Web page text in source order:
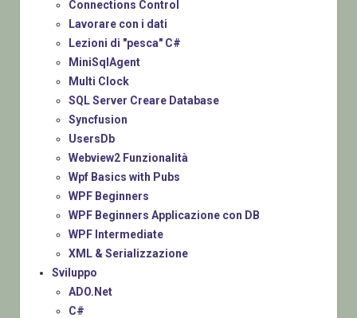
Connections Control
Lavorare con i dati
Lezioni di "pesca" C#
MiniSqlAgent
Multi Clock
SQL Server Creare Database
Syncfusion
UsersDb
Webview2 Funzionalità
Wpf Basics with Pubs
WPF Beginners
WPF Beginners Applicazione con DB
WPF Intermediate
XML & Serializzazione
Sviluppo
ADO.Net
C#